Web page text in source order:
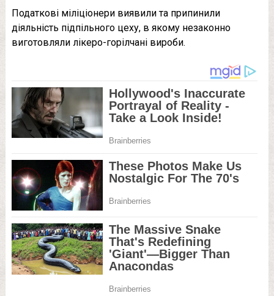
Податкові міліціонери виявили та припинили
діяльність підпільного цеху, в якому незаконно
виготовляли лікеро-горілчані вироби.